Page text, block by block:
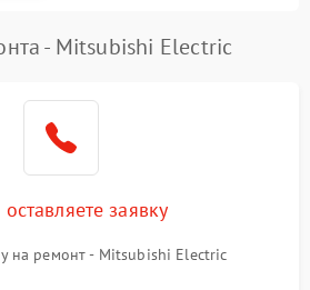
- Mitsubishi Electric
заявку
на ремонт - Mitsubishi Electric